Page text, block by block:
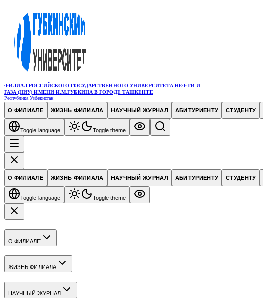
ФИЛИАЛ РОССИЙСКОГО ГОСУДАРСТВЕННОГО УНИВЕРСИТЕТА НЕФТИ И
ГАЗА (НИУ) ИМЕНИ И.М.ГУБКИНА В ГОРОДЕ ТАШКЕНТЕ
Республика Узбекистан
О ФИЛИАЛЕ ЖИЗНЬ ФИЛИАЛА НАУЧНЫЙ ЖУРНАЛ АБИТУРИЕНТУ СТУДЕНТУ
Toggle language Toggle theme
О ФИЛИАЛЕ ЖИЗНЬ ФИЛИАЛА НАУЧНЫЙ ЖУРНАЛ АБИТУРИЕНТУ СТУДЕНТУ
Toggle language Toggle theme
О ФИЛИАЛЕ
ЖИЗНЬ ФИЛИАЛА
НАУЧНЫЙ ЖУРНАЛ